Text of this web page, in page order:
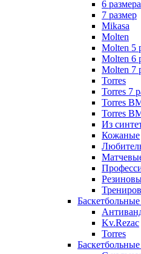
6 размера
7 размер
Mikasa
Molten
Molten 5
Molten 6
Molten 7
Torres
Torres 7
Torres
Torres
Из
Кожаные
Баскетбольные
Kv.Rezac
Torres